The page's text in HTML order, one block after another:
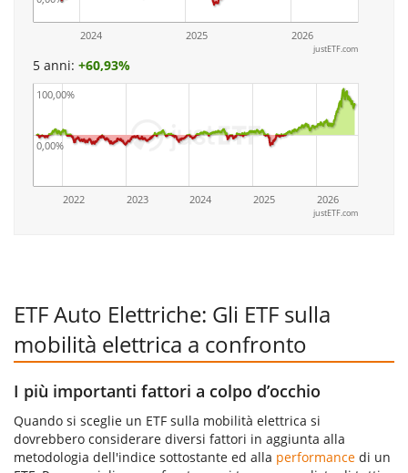
2024 2025 2026
justETF.com
5 anni: +60,93%
2022 2023 2024 2025 2026
0,00%
100,00%
justETF.com
ETF Auto Elettriche: Gli ETF sulla
mobilità elettrica a confronto
I più importanti fattori a colpo d’occhio
Quando si sceglie un ETF sulla mobilità elettrica si
dovrebbero considerare diversi fattori in aggiunta alla
metodologia dell'indice sottostante ed alla performance di un